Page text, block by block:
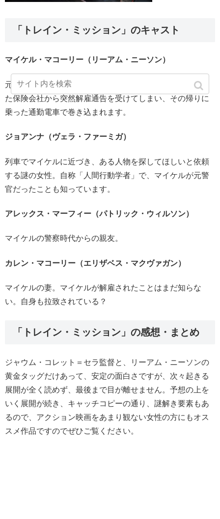
「トレイン・ミッション」のキャスト
マイケル・マコーリー（リーアム・ニーソン）
元警察官で、現在は保険会社のセールスマン。１０年務め
た保険会社から突然解雇通告を受けてしまい、その帰りに
乗った通勤電車で巻き込まれます。
ジョアンナ（ヴェラ・ファーミガ）
列車でマイケルに近づき、ある人物を探してほしいと依頼
する謎の女性。自称「人間行動学者」で、マイケルが元警
官だったことも知っています。
アレックス・マーフィー（パトリック・ウィルソン）
マイケルの警察時代からの親友。
カレン・マコーリー（エリザベス・マクヴァガン）
マイケルの妻。マイケルが解雇されたことはまだ知らな
い。自身も拉致されている？
「トレイン・ミッション」の感想・まとめ
ジャウム・コレット＝セラ監督と、リーアム・ニーソンの
黄金タッグだけあって、安定の面白さですが、次々起きる
展開が全く読めず、最後まで目が離せません。予想の上を
いく展開が続き、キャッチコピーの通り、謎解き要素もあ
るので、アクション映画をあまり観ない女性の方にもオス
スメ作品ですのでぜひご覧ください。